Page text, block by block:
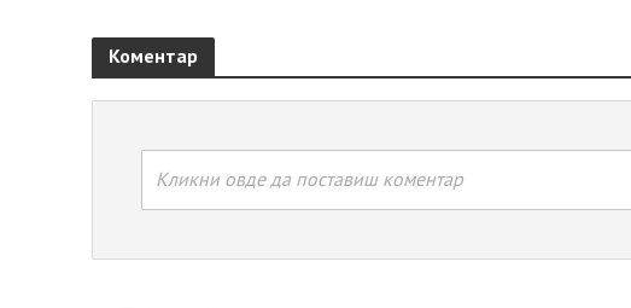
Коментар
Кликни овде да поставиш коментар